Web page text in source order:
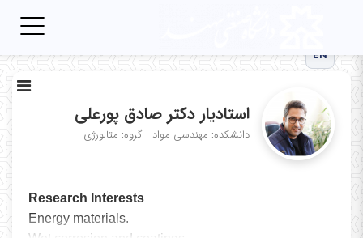
EN
استادیار دکتر صادق پورعلی
دانشکده: مهندسی مواد - گروه: متالورژی
Research Interests
Energy materials.